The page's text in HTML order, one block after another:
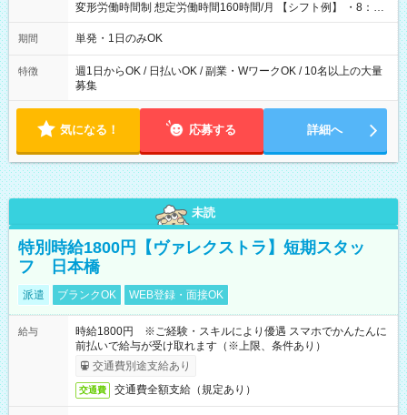
変形労働時間制 想定労働時間160時間/月 【シフト例】 ・8：00
～21：00
期間 単発・1日のみOK
特徴
週1日からOK / 日払いOK / 副業・WワークOK / 10名以上の大量
募集
気になる！ 応募する 詳細へ
未読
特別時給1800円【ヴァレクストラ】短期スタッ
フ 日本橋
派遣 ブランクOK WEB登録・面接OK
給与
時給1800円 ※ご経験・スキルにより優遇 スマホでかんたんに
前払いで給与が受け取れます（※上限、条件あり）
交通費別途支給あり
交通費 交通費全額支給（規定あり）